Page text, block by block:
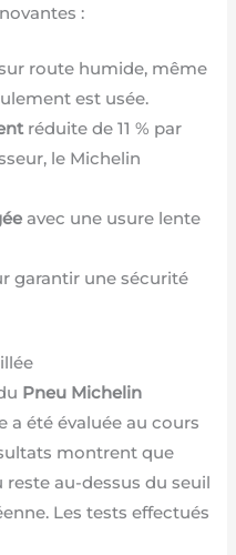
:
route humide, même
est usée.
réduite de 11 % par
le Michelin
avec une usure lente
garantir une sécurité
Pneu Michelin
été évaluée au cours
montrent que
au-dessus du seuil
Les tests effectués